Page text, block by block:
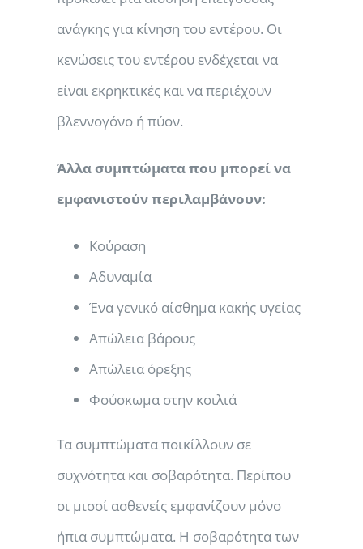
ανάγκης για κίνηση του εντέρου. Οι
κενώσεις του εντέρου ενδέχεται να
είναι εκρηκτικές και να περιέχουν
βλεννογόνο ή πύον.
Άλλα συμπτώματα που μπορεί να
εμφανιστούν περιλαμβάνουν:
Κούραση
Αδυναμία
Ένα γενικό αίσθημα κακής υγείας
Απώλεια βάρους
Απώλεια όρεξης
Φούσκωμα στην κοιλιά
Τα συμπτώματα ποικίλλουν σε
συχνότητα και σοβαρότητα. Περίπου
οι μισοί ασθενείς εμφανίζουν μόνο
ήπια συμπτώματα. Η σοβαρότητα των